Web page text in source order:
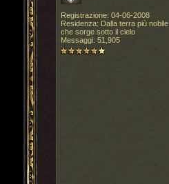
Registrazione: 04-06-2008
Residenza: Dalla terra più nobile
che sorge sotto il cielo
Messaggi: 51,905